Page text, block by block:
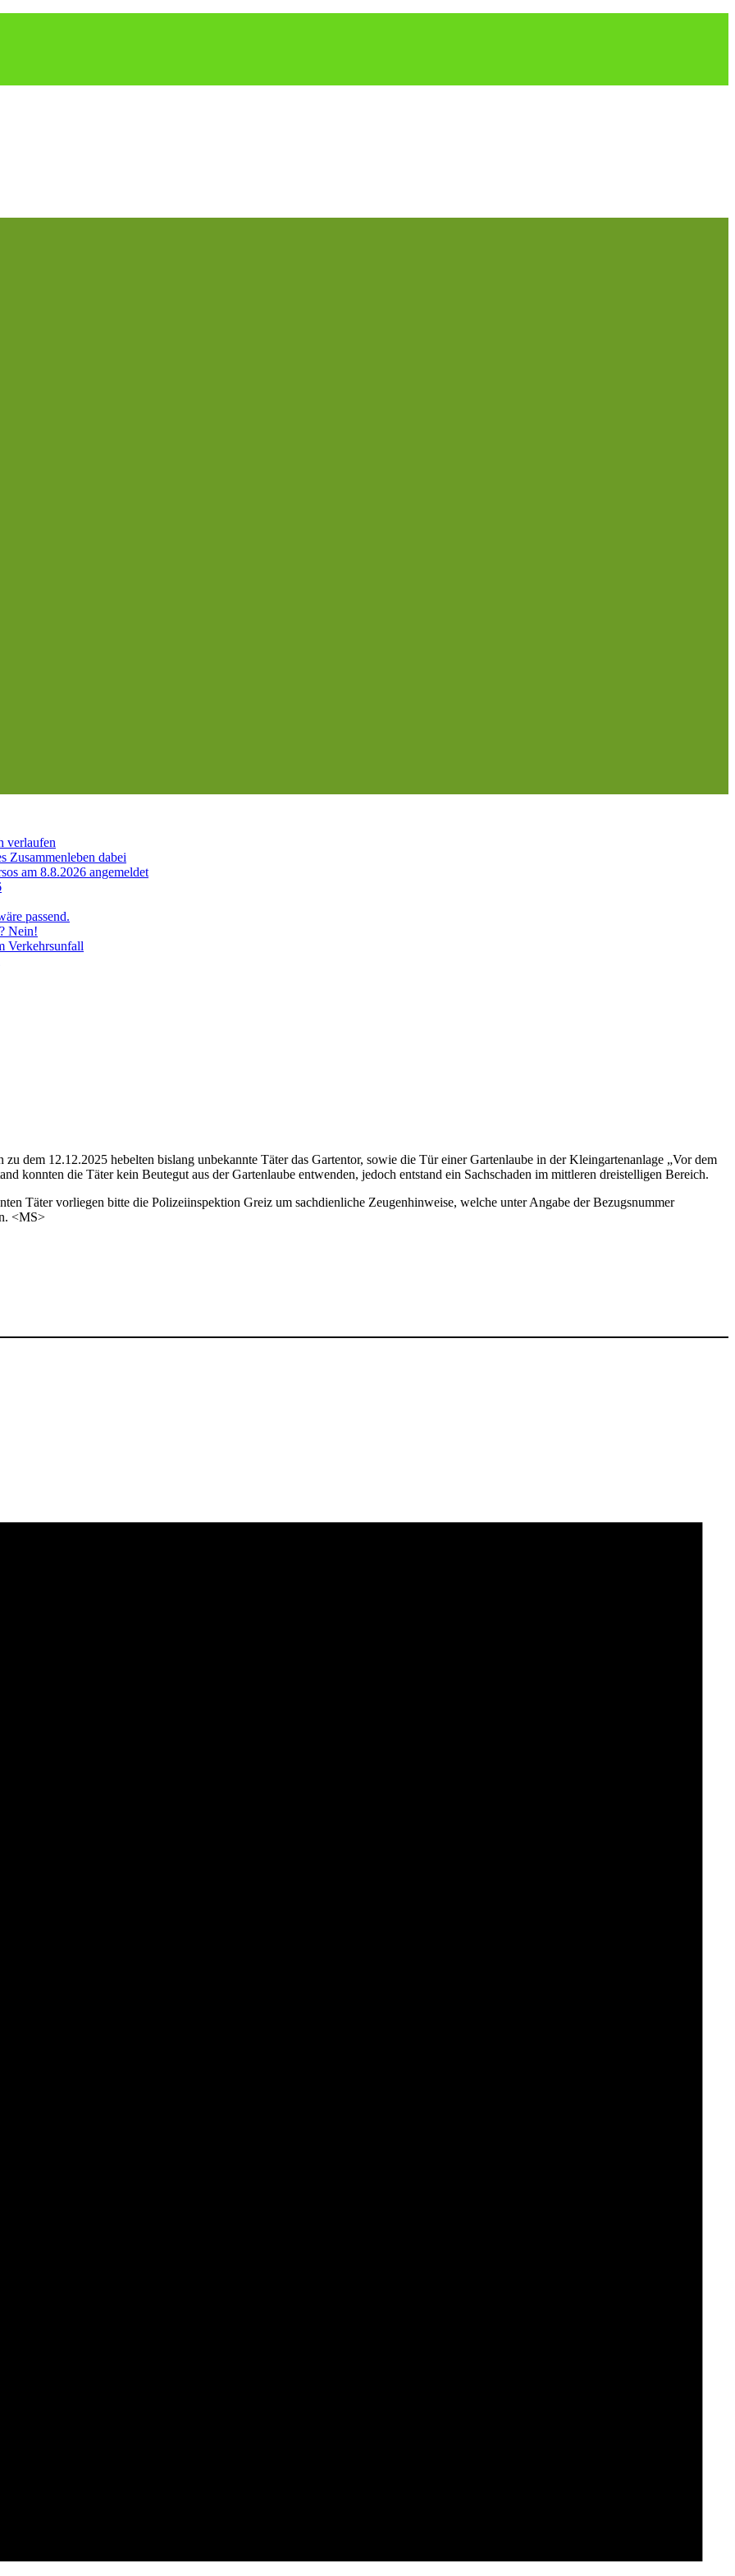
verlaufen
Zusammenleben dabei
am 8.8.2026 angemeldet
passend.
Nein!
Verkehrsunfall
dem 12.12.2025 hebelten bislang unbekannte Täter das Gartentor, sowie die Tür einer Gartenlaube in der Kleingartenanlage „Vor dem
konnten die Täter kein Beutegut aus der Gartenlaube entwenden, jedoch entstand ein Sachschaden im mittleren dreistelligen Bereich.
Täter vorliegen bitte die Polizeiinspektion Greiz um sachdienliche Zeugenhinweise, welche unter Angabe der Bezugsnummer
<MS>